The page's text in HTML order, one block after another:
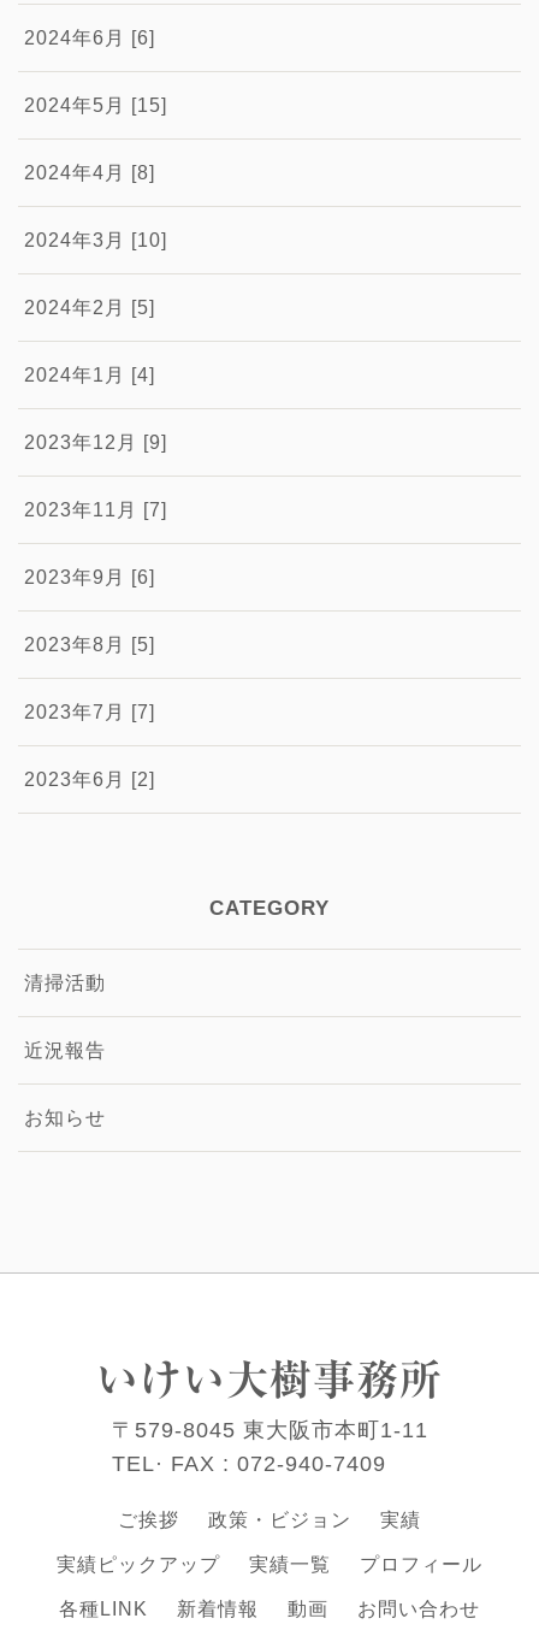
2024年6月 [6]
2024年5月 [15]
2024年4月 [8]
2024年3月 [10]
2024年2月 [5]
2024年1月 [4]
2023年12月 [9]
2023年11月 [7]
2023年9月 [6]
2023年8月 [5]
2023年7月 [7]
2023年6月 [2]
CATEGORY
清掃活動
近況報告
お知らせ
いけい大樹事務所
〒579-8045 東大阪市本町1-11
TEL· FAX : 072-940-7409
ご挨拶 政策・ビジョン 実績
実績ピックアップ 実績一覧 プロフィール
各種LINK 新着情報 動画 お問い合わせ